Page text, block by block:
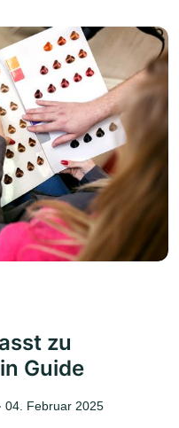
zu
Guide
‧ 04. Februar 2025